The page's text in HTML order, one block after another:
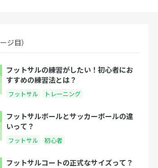
ジ目）
フットサルの練習がしたい！初心者にお
すすめの練習法とは？
フットサル トレーニング
フットサルボールとサッカーボールの違
いって？
フットサル 初心者
フットサルコートの正式なサイズって？